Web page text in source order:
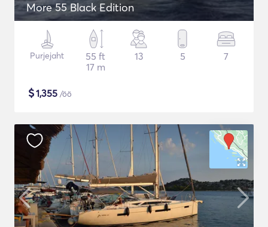
More 55 Black Edition
Purjejaht
55 ft
17 m
13 5 7
$1,355 /öö